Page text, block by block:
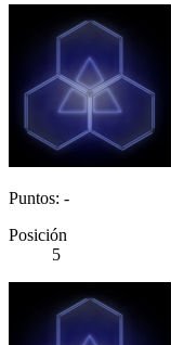
Puntos: -
Posición
5